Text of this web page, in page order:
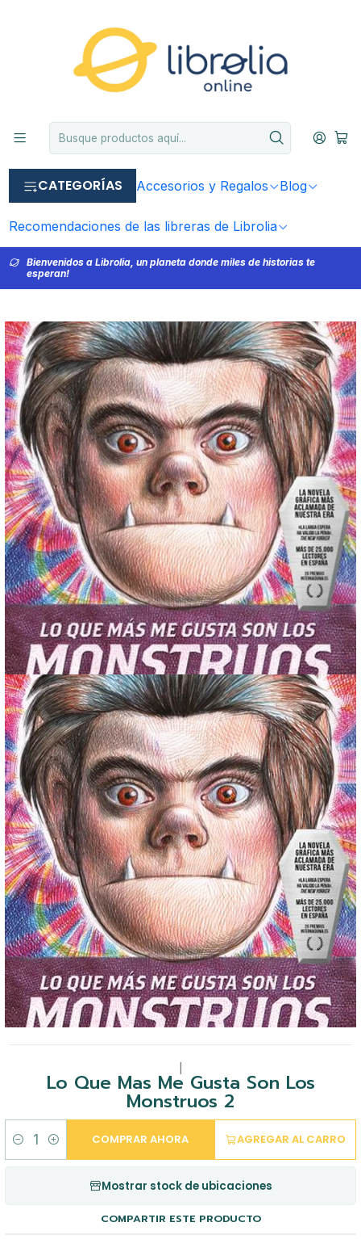
CATEGORÍAS Accesorios y Regalos Blog
Recomendaciones de las libreras de Librolia
Bienvenidos a Librolia, un planeta donde miles de historias te
esperan!
Lo Que Mas Me Gusta Son Los
Monstruos 2
Cantidad
AGREGAR AL CARRO
COMPRAR AHORA
Mostrar stock de ubicaciones
COMPARTIR ESTE PRODUCTO